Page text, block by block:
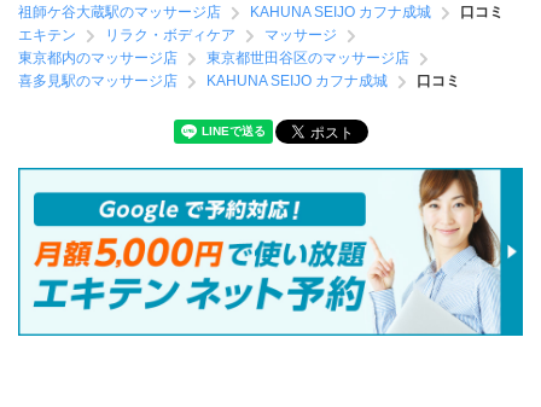
祖師ケ谷大蔵駅のマッサージ店
KAHUNA SEIJO カフナ成城
口コミ
エキテン
リラク・ボディケア
マッサージ
東京都内のマッサージ店
東京都世田谷区のマッサージ店
喜多見駅のマッサージ店
KAHUNA SEIJO カフナ成城 口コミ